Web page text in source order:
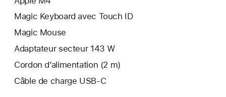
Magic Keyboard avec Touch ID
Magic Mouse
Adaptateur secteur 143 W
Cordon d’alimentation (2 m)
Câble de charge USB‑C